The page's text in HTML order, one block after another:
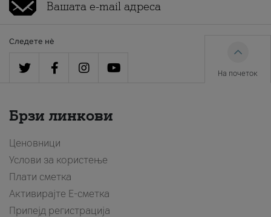
Следете нè
На почеток
Брзи линкови
Ценовници
Услови за користење
Плати сметка
Активирајте Е-сметка
Припејд регистрација